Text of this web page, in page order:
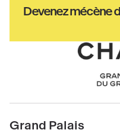
Haut
de
Devenez mécène
Chanel
Pied
Grand Palais